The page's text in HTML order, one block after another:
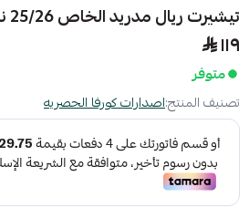
تيشيرت ريال مدريد الخاص 25/26 نسخة الخاصة
١١٩
متوفر
تصنيف المنتج:اصدارات كورفا الحصريه